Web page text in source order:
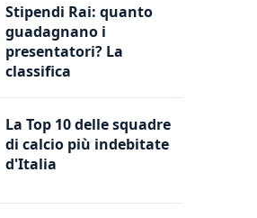
Stipendi Rai: quanto
guadagnano i
presentatori? La
classifica
La Top 10 delle squadre
di calcio più indebitate
d'Italia